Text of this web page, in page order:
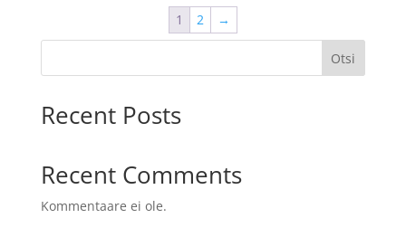
1 2 →
Otsi
Recent Posts
Recent Comments
Kommentaare ei ole.